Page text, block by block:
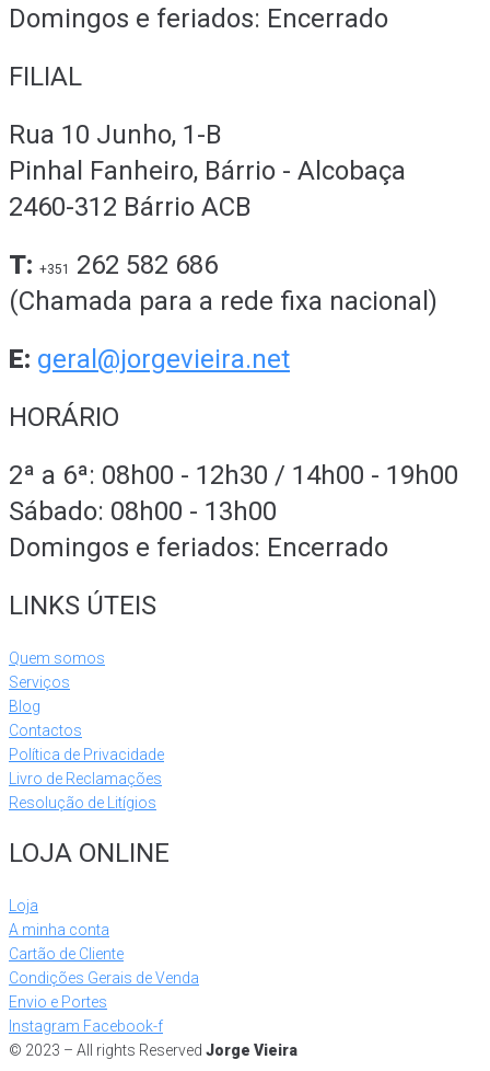
Domingos e feriados: Encerrado
FILIAL
Rua 10 Junho, 1-B
Pinhal Fanheiro, Bárrio - Alcobaça
2460-312 Bárrio ACB
T: +351
262 582 686
(Chamada para a rede fixa nacional)
E: geral@jorgevieira.net
HORÁRIO
2ª a 6ª: 08h00 - 12h30 / 14h00 - 19h00
Sábado: 08h00 - 13h00
Domingos e feriados: Encerrado
LINKS ÚTEIS
Quem somos
Serviços
Blog
Contactos
Política de Privacidade
Livro de Reclamações
Resolução de Litígios
LOJA ONLINE
Loja
A minha conta
Cartão de Cliente
Condições Gerais de Venda
Envio e Portes
Instagram Facebook-f
© 2023 – All rights Reserved Jorge Vieira